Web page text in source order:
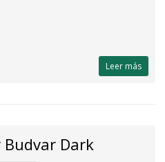
Leer más
Budvar Dark